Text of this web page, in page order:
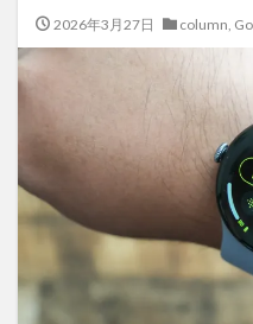
2026年3月27日 column,